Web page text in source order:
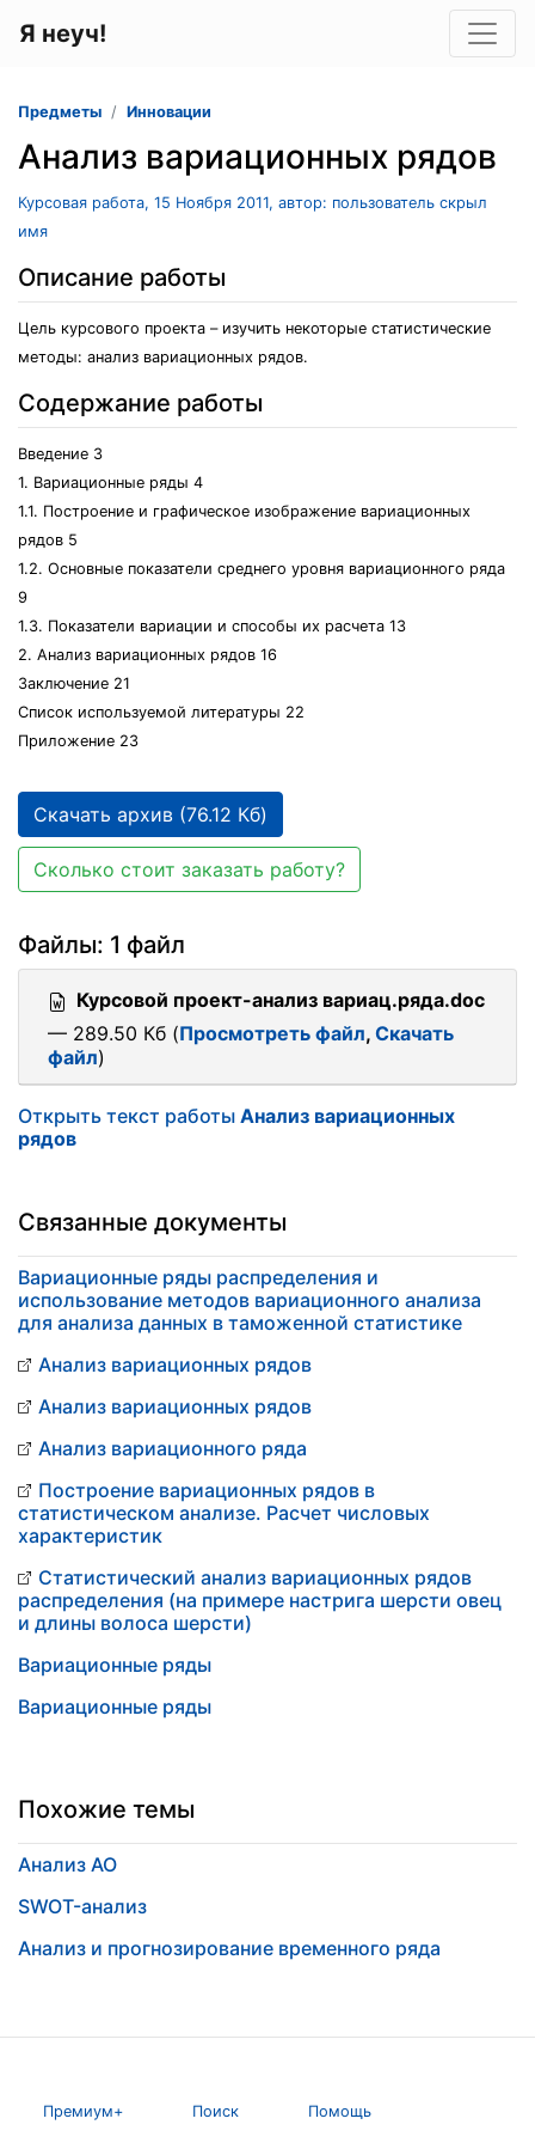
Я неуч!
Предметы Инновации
Анализ вариационных рядов
Курсовая работа, 15 Ноября 2011, автор: пользователь скрыл
имя
Описание работы
Цель курсового проекта – изучить некоторые статистические
методы: анализ вариационных рядов.
Содержание работы
Введение 3
1. Вариационные ряды 4
1.1. Построение и графическое изображение вариационных
рядов 5
1.2. Основные показатели среднего уровня вариационного ряда
9
1.3. Показатели вариации и способы их расчета 13
2. Анализ вариационных рядов 16
Заключение 21
Список используемой литературы 22
Приложение 23
Скачать архив (76.12 Кб)
Сколько стоит заказать работу?
Файлы: 1 файл
Курсовой проект-анализ вариац.ряда.doc
— 289.50 Кб (Просмотреть файл, Скачать
файл)
Открыть текст работы Анализ вариационных
рядов
Связанные документы
Вариационные ряды распределения и
использование методов вариационного анализа
для анализа данных в таможенной статистике
Анализ вариационных рядов
Анализ вариационных рядов
Анализ вариационного ряда
Построение вариационных рядов в
статистическом анализе. Расчет числовых
характеристик
Статистический анализ вариационных рядов
распределения (на примере настрига шерсти овец
и длины волоса шерсти)
Вариационные ряды
Вариационные ряды
Похожие темы
Анализ АО
SWOT-анализ
Анализ и прогнозирование временного ряда
Премиум+ Поиск Помощь